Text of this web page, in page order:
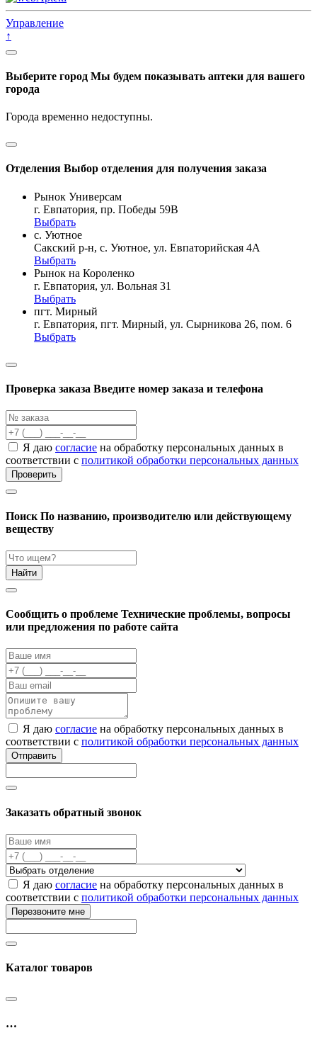
Управление
↑
Выберите город Мы будем показывать аптеки для вашего
города
Города временно недоступны.
Отделения Выбор отделения для получения заказа
Рынок Универсам
г. Евпатория, пр. Победы 59В
Выбрать
с. Уютное
Сакский р-н, с. Уютное, ул. Евпаторийская 4А
Выбрать
Рынок на Короленко
г. Евпатория, ул. Вольная 31
Выбрать
пгт. Мирный
г. Евпатория, пгт. Мирный, ул. Сырникова 26, пом. 6
Выбрать
Проверка заказа Введите номер заказа и телефона
Я даю согласие на обработку персональных данных в
соответствии с политикой обработки персональных данных
Проверить
Поиск По названию, производителю или действующему
веществу
Найти
Cообщить о проблеме Технические проблемы, вопросы
или предложения по работе сайта
Я даю согласие на обработку персональных данных в
соответствии с политикой обработки персональных данных
Отправить
Заказать обратный звонок
Я даю согласие на обработку персональных данных в
соответствии с политикой обработки персональных данных
Перезвоните мне
Каталог товаров
…